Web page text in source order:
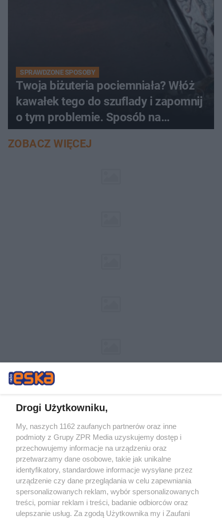
SPRAWDZONE SPOSOBY
Twoja biżuteria pociemniała? Włóż
kawałek tego do szuflady i zapomnij
o tym problemie. Sposób na
pociemniałą biżuterię
ZOBACZ WIĘCEJ
Żaden utwór zamieszczony w serwisie nie może być powielany i
rozpowszechniany lub dalej rozpowszechniany w jakikolwiek sposób (w
tym także elektroniczny lub mechaniczny) na jakimkolwiek polu
eksploatacji w jakiejkolwiek formie, włącznie z umieszczaniem w
Internecie bez pisemnej zgody właściciela praw. Jakiekolwiek użycie lub
wykorzystanie utworów w całości lub w części z naruszeniem prawa,
tzn. bez właściwej zgody, jest zabronione pod groźbą kary i może być
ścigane prawnie.
Drogi Użytkowniku,
My, naszych 1162 zaufanych partnerów oraz inne
podmioty z Grupy ZPR Media uzyskujemy dostęp i
przechowujemy informacje na urządzeniu oraz
przetwarzamy dane osobowe, takie jak unikalne
identyfikatory, standardowe informacje wysyłane przez
urządzenie czy dane przeglądania w celu zapewniania
spersonalizowanych reklam, wybór spersonalizowanych
treści, pomiar reklam i treści, badanie odbiorców oraz
ulepszanie usług. Za zgodą Użytkownika my i Zaufani